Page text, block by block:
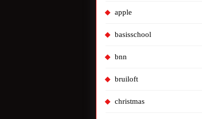
apple
basisschool
bnn
bruiloft
christmas